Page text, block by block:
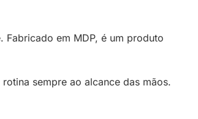
em MDP, é um produto
sempre ao alcance das mãos.